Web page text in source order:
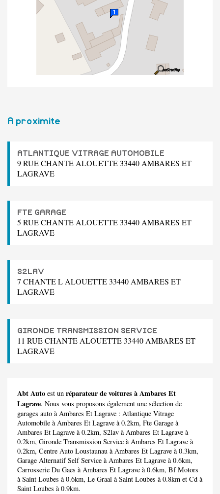
A proximite
ATLANTIQUE VITRAGE AUTOMOBILE
9 RUE CHANTE ALOUETTE 33440 AMBARES ET
LAGRAVE
FTE GARAGE
5 RUE CHANTE ALOUETTE 33440 AMBARES ET
LAGRAVE
S2LAV
7 CHANTE L ALOUETTE 33440 AMBARES ET
LAGRAVE
GIRONDE TRANSMISSION SERVICE
11 RUE CHANTE ALOUETTE 33440 AMBARES ET
LAGRAVE
Abt Auto est un réparateur de voitures à Ambares Et
Lagrave. Nous vous proposons également une sélection de
garages auto à Ambares Et Lagrave : Atlantique Vitrage
Automobile à Ambares Et Lagrave à 0.2km, Fte Garage à
Ambares Et Lagrave à 0.2km, S2lav à Ambares Et Lagrave à
0.2km, Gironde Transmission Service à Ambares Et Lagrave à
0.2km, Centre Auto Loustaunau à Ambares Et Lagrave à 0.3km,
Garage Alternatif Self Service à Ambares Et Lagrave à 0.6km,
Carrosserie Du Gaes à Ambares Et Lagrave à 0.6km, Bf Motors
à Saint Loubes à 0.6km, Le Graal à Saint Loubes à 0.8km et Cd à
Saint Loubes à 0.9km.